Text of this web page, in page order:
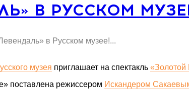
В РУССКОМ
в Русском музее!...
музея приглашает на спектакль «Золотой
поставлена режиссером Искандером